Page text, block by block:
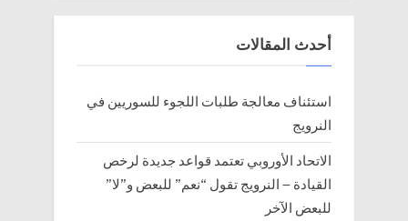
أحدث المقالات
استئناف معالجة طلبات اللجوء للسوريين في
النرويج
الاتحاد الأوروبي تعتمد قواعد جديدة لرخص
القيادة – النرويج تقول “نعم” للبعض و”لا”
للبعض الآخر